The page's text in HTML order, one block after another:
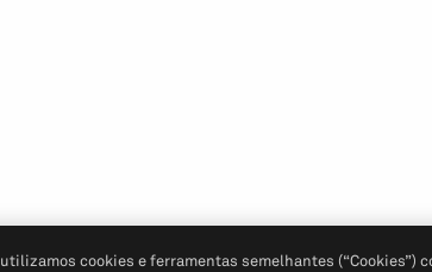
cookies e ferramentas semelhantes (“Cookies”)